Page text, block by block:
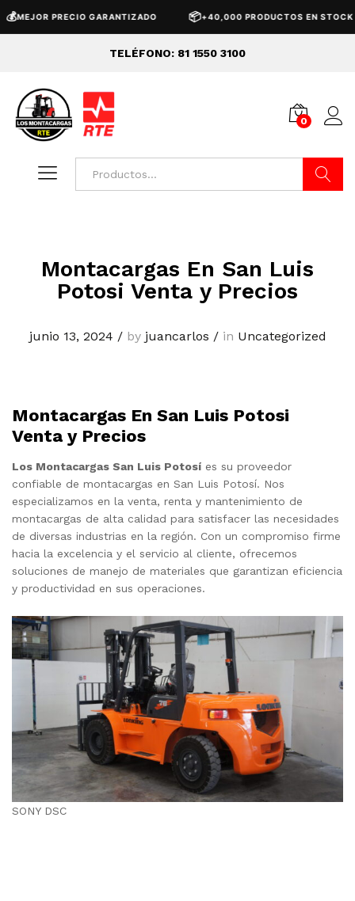
MEJOR PRECIO GARANTIZADO +40,000 PRODUCTOS EN STOCK
TELÉFONO: 81 1550 3100
0
Montacargas En San Luis
Potosi Venta y Precios
junio 13, 2024 /by juancarlos /in Uncategorized
Montacargas En San Luis Potosi
Venta y Precios
Los Montacargas San Luis Potosí es su proveedor
confiable de montacargas en San Luis Potosí. Nos
especializamos en la venta, renta y mantenimiento de
montacargas de alta calidad para satisfacer las necesidades
de diversas industrias en la región. Con un compromiso firme
hacia la excelencia y el servicio al cliente, ofrecemos
soluciones de manejo de materiales que garantizan eficiencia
y productividad en sus operaciones.
SONY DSC